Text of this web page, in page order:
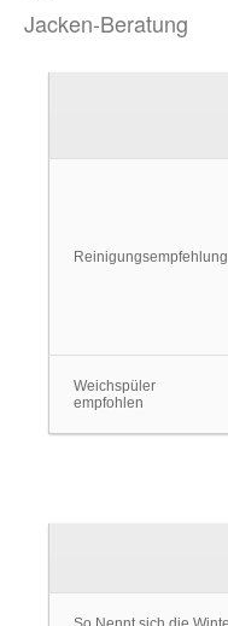
Jacken-Beratung
Reinigungsempfehlung
Weichspüler
empfohlen